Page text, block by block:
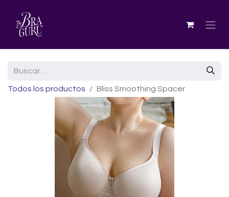
Todos los productos Bliss Smoothing Spacer